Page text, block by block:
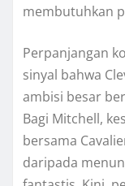
membutuhkan
Perpanjangan
sinyal bahwa
ambisi besar
Bagi Mitchell,
bersama
daripada